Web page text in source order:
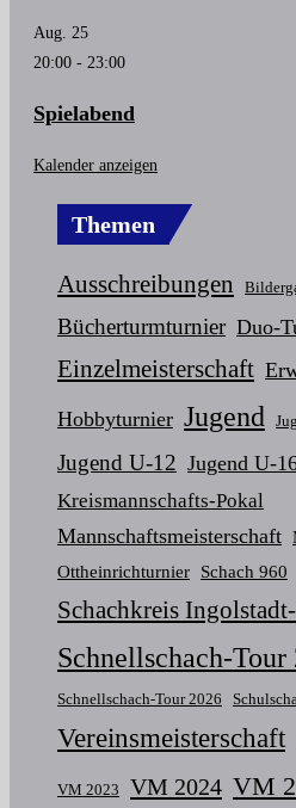
Aug. 25
20:00 - 23:00
Spielabend
Kalender anzeigen
Themen
Ausschreibungen
Bücherturmturnier Duo-
Einzelmeisterschaft
Hobbyturnier Jugend
Jugend U-12 Jugend U-
Kreismannschafts-Pokal
Mannschaftsmeisterschaft
Ottheinrichturnier Schach 960
Schachkreis
Schnellschach-Tour
Schnellschach-Tour 2026
Vereinsmeisterschaft
VM 2023 VM 2024 VM